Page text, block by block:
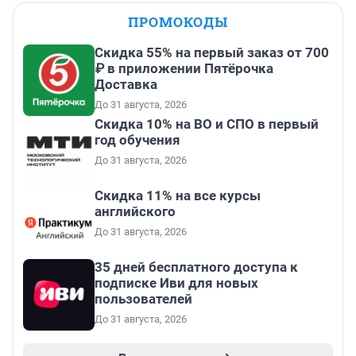
ПРОМОКОДЫ
Скидка 55% на первый заказ от 700
₽ в приложении Пятёрочка
Доставка
До 31 августа, 2026
Скидка 10% на ВО и СПО в первый
год обучения
До 31 августа, 2026
Скидка 11% на все курсы
английского
До 31 августа, 2026
35 дней бесплатного доступа к
подписке Иви для новых
пользователей
До 31 августа, 2026